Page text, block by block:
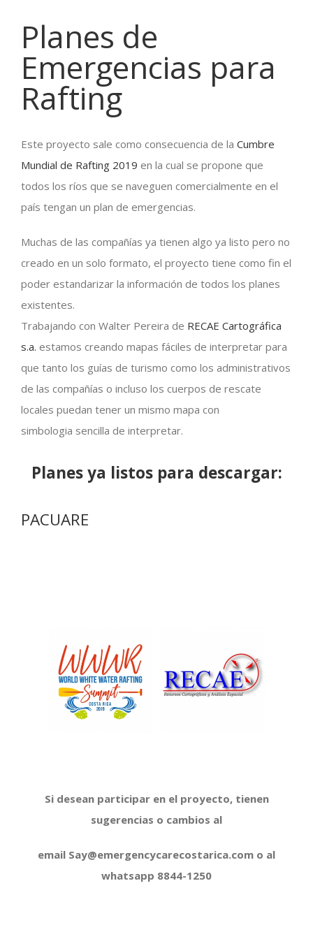
Planes de
Emergencias para
Rafting
Este proyecto sale como consecuencia de la Cumbre
Mundial de Rafting 2019 en la cual se propone que
todos los ríos que se naveguen comercialmente en el
país tengan un plan de emergencias.
Muchas de las compañías ya tienen algo ya listo pero no
creado en un solo formato, el proyecto tiene como fin el
poder estandarizar la información de todos los planes
existentes.
Trabajando con Walter Pereira de RECAE Cartográfica
s.a. estamos creando mapas fáciles de interpretar para
que tanto los guías de turismo como los administrativos
de las compañías o incluso los cuerpos de rescate
locales puedan tener un mismo mapa con
simbologia sencilla de interpretar.
Planes ya listos para descargar:
PACUARE
Si desean participar en el proyecto, tienen
sugerencias o cambios al
email Say@emergencycarecostarica.com o al
whatsapp 8844-1250